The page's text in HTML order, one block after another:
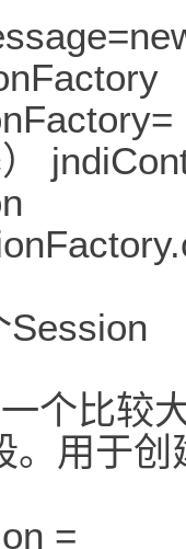
比较大
。用于
=